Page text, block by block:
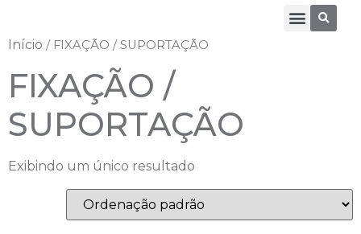
Início / FIXAÇÃO / SUPORTAÇÃO
FIXAÇÃO /
SUPORTAÇÃO
Exibindo um único resultado